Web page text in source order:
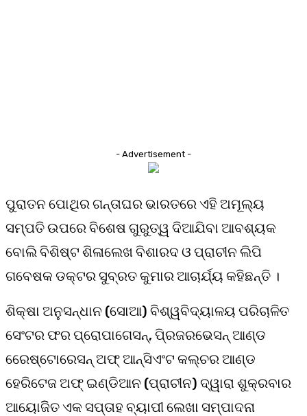
- Advertisement -
ପୁରାତନ ପୋଥିର ଗନ୍ତାଘର ଭାରତରେ ଏହି ଅମୂଲ୍ୟ
ସମ୍ପତି ଉପରେ ବିଶେଷ ଗୁରୁତ୍ୱ ଦିଆଯିବା ଆବଶ୍ୟକ
ବୋଲି ବିଶିଷ୍ଟ ଶିଳାଲେଖ ବିଶାରଦ ଓ ପ୍ରାଚୀନ ଲିପି
ଗବେଷକ ଡକ୍ଟର ସୁବ୍ରତ କୁମାର ଆଚାର୍ଯ୍ୟ କହିଛନ୍ତି ।
ଶିକ୍ଷା ଅନୁସନ୍ଧାନ (ସୋଆ) ବିଶ୍ୱବିଦ୍ୟାଳୟ ପରିଚାଳିତ
ସେଂଟର ଫର ପ୍ରୋପାଗେସନ୍, ପି୍ରଜରଭେସନ୍ ଆଣ୍ଡ
ରେେଷ୍ଟୋରେସନ୍ ଅଫ୍ ଆନ୍ସିଏଂଟ କଲ୍ଚର ଆଣ୍ଡ
ହେରିଟେଜ ଅଫ୍ ଇଣ୍ଡିଆନ (ପ୍ରାଚୀନ) ଦ୍ୱାରା ଶୁକ୍ରବାର
ଆୟୋଜିିତ ଏକ ସପ୍ତାହ ବ୍ୟାପୀ ଲେଖା ସମ୍ପାଦନା